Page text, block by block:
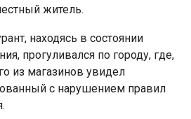
житель.
находясь в состоянии
прогуливался по городу, где,
из магазинов увидел
с нарушением правил